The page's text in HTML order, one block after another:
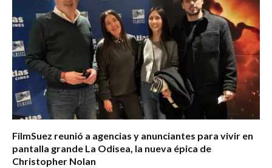
FilmSuez reunió a agencias y anunciantes para vivir en
pantalla grande La Odisea, la nueva épica de
Christopher Nolan